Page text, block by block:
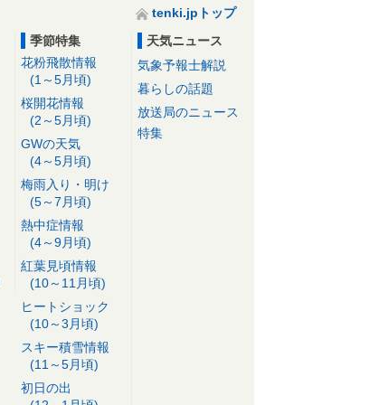
tenki.jpトップ
季節特集
花粉飛散情報
(1～5月頃)
桜開花情報
(2～5月頃)
GWの天気
(4～5月頃)
梅雨入り・明け
(5～7月頃)
熱中症情報
(4～9月頃)
紅葉見頃情報
(10～11月頃)
ヒートショック
(10～3月頃)
スキー積雪情報
(11～5月頃)
初日の出
天気ニュース
気象予報士解説
暮らしの話題
放送局のニュース
特集